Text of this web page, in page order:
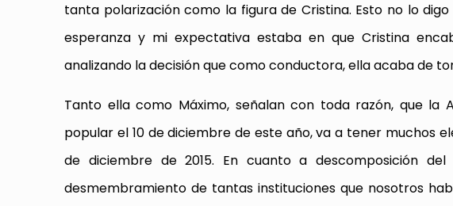
tanta polarización como la figura de Cristina. Esto no lo
esperanza y mi expectativa estaba en que Cristina
analizando la decisión que como conductora, ella acaba de
Tanto ella como Máximo, señalan con toda razón, que
popular el 10 de diciembre de este año, va a tener muchos
de diciembre de 2015. En cuanto a descomposición
desmembramiento de tantas instituciones que nosotros